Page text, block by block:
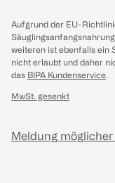
Aufgrund der EU-
weiteren ist ebenfalls ein
nicht erlaubt und daher
das BIPA Kundenservice.
MwSt. gesenkt
Meldung